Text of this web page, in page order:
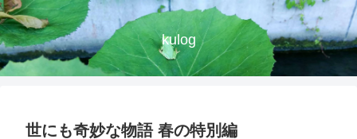
kulog
世にも奇妙な物語 春の特別編